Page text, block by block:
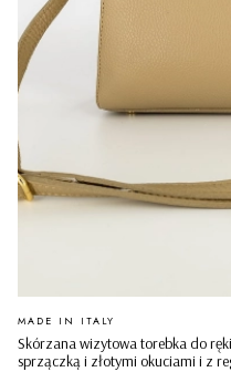
Skórzana wizytowa torebka do
sprzączką i złotymi okuciami i z
PRODUCENT
MADE IN ITALY